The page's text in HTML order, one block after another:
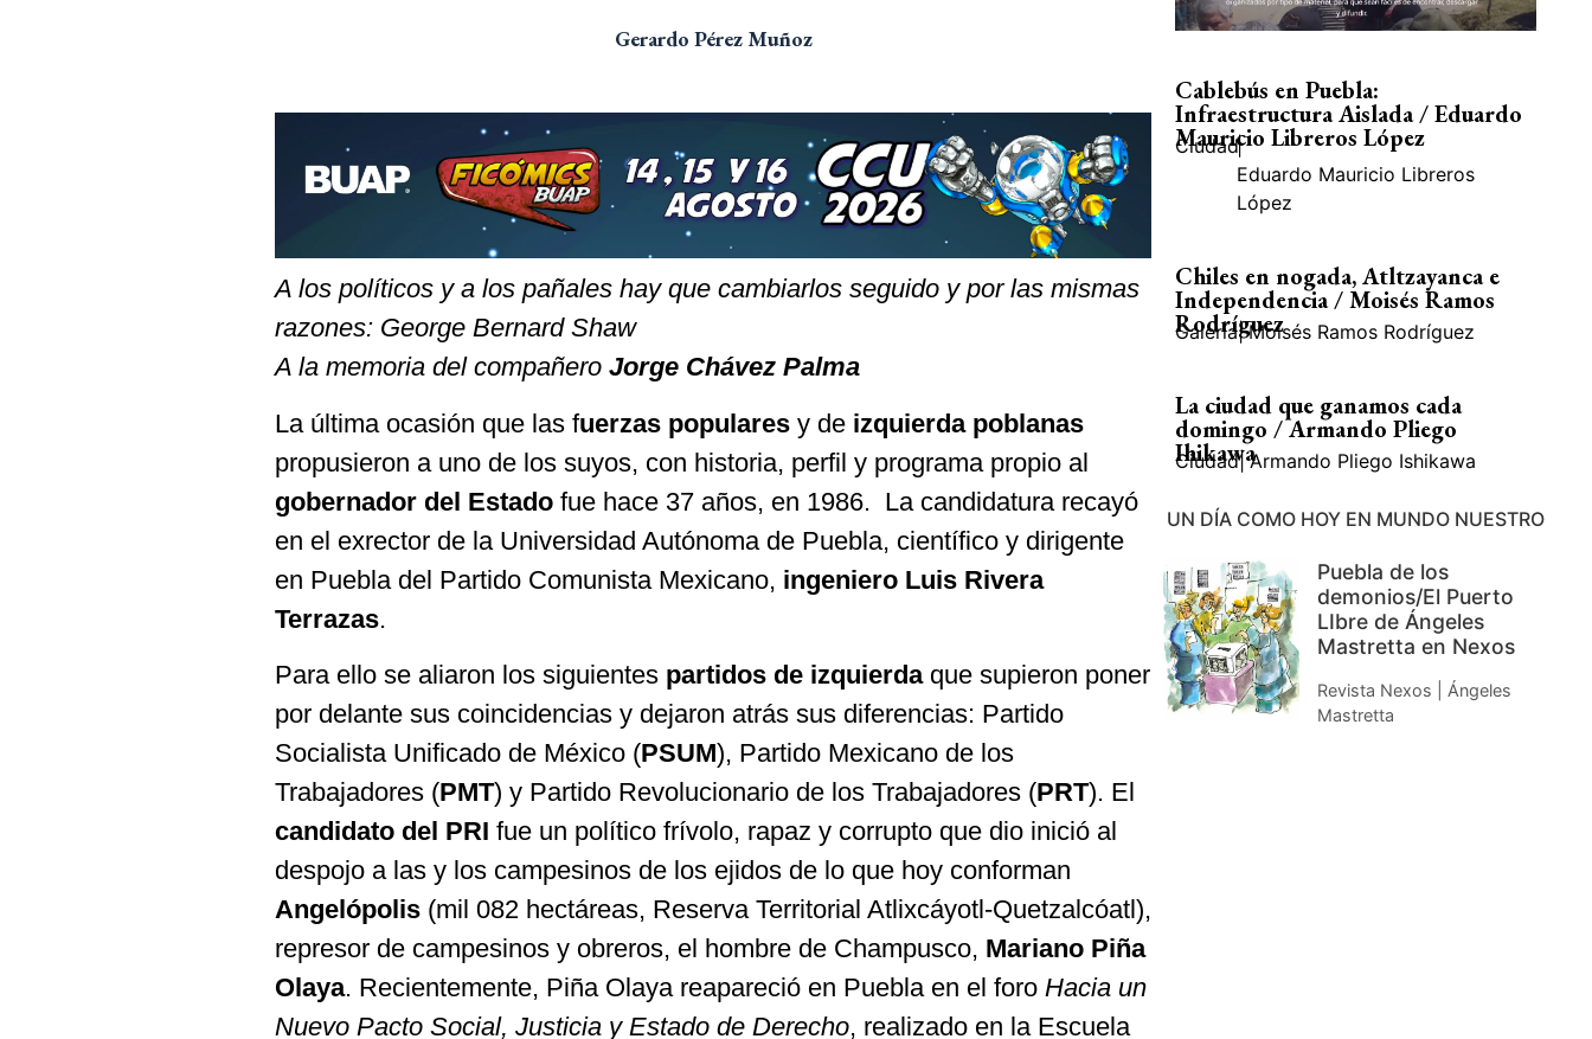
Gerardo Pérez Muñoz
A los políticos y a los pañales hay que cambiarlos seguido y por las mismas
razones: George Bernard Shaw
A la memoria del compañero Jorge Chávez Palma
La última ocasión que las fuerzas populares y de izquierda poblanas
propusieron a uno de los suyos, con historia, perfil y programa propio al
gobernador del Estado fue hace 37 años, en 1986. La candidatura recayó
en el exrector de la Universidad Autónoma de Puebla, científico y dirigente
en Puebla del Partido Comunista Mexicano, ingeniero Luis Rivera
Terrazas.
Para ello se aliaron los siguientes partidos de izquierdaque supieron poner
por delante sus coincidencias y dejaron atrás sus diferencias: Partido
Socialista Unificado de México (PSUM), Partido Mexicano de los
Trabajadores (PMT) y Partido Revolucionario de los Trabajadores (PRT). El
candidato del PRI fue un político frívolo, rapaz y corrupto que dio inició al
despojo a las y los campesinos de los ejidos de lo que hoy conforman
Angelópolis (mil 082 hectáreas, Reserva Territorial Atlixcáyotl-Quetzalcóatl),
represor de campesinos y obreros, el hombre de Champusco, Mariano Piña
Olaya. Recientemente, Piña Olaya reapareció en Puebla en el foro Hacia un
Nuevo Pacto Social, Justicia y Estado de Derecho, realizado en la Escuela
Cablebús en Puebla:
Infraestructura Aislada / Eduardo
Mauricio Libreros López
Ciudad|
Eduardo Mauricio Libreros
López
Chiles en nogada, Atltzayanca e
Independencia / Moisés Ramos
Rodríguez
Galería| Moisés Ramos Rodríguez
La ciudad que ganamos cada
domingo / Armando Pliego
Ihikawa
Ciudad| Armando Pliego Ishikawa
UN DÍA COMO HOY EN MUNDO NUESTRO
Puebla de los
demonios/El Puerto
LIbre de Ángeles
Mastretta en Nexos
Revista Nexos | Ángeles
Mastretta